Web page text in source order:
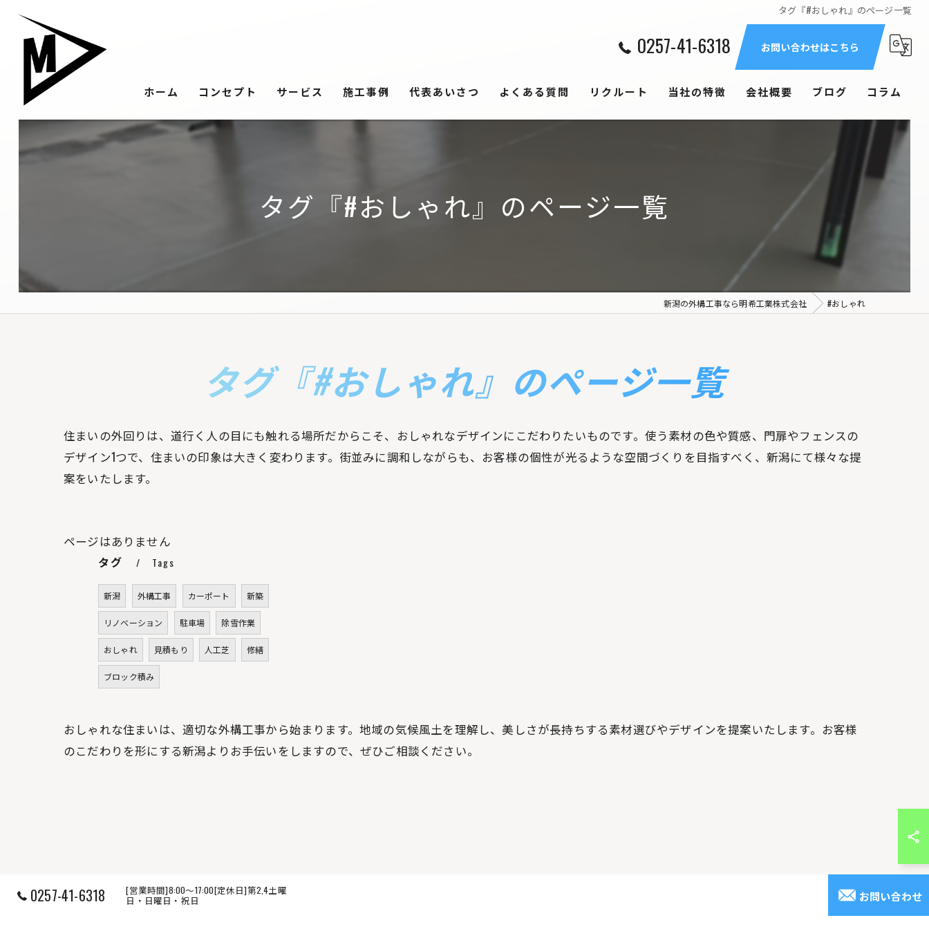
タグ『#おしゃれ』のページ一覧
0257-41-6318 お問い合わせはこちら
ホーム コンセプト サービス 施工事例 代表あいさつ よくある質問 リクルート 当社の特徴 会社概要 ブログ コラム
タグ『#おしゃれ』のページ一覧
新潟の外構工事なら明希工業株式会社 #おしゃれ
タグ『#おしゃれ』のページ一覧
住まいの外回りは、道行く人の目にも触れる場所だからこそ、おしゃれなデザインにこだわりたいものです。使う素材の色や質感、門扉やフェンスの
デザイン1つで、住まいの印象は大きく変わります。街並みに調和しながらも、お客様の個性が光るような空間づくりを目指すべく、新潟にて様々な提
案をいたします。
ページはありません
タグ Tags
新潟 外構工事 カーポート 新築
リノベーション 駐車場 除雪作業
おしゃれ 見積もり 人工芝 修繕
ブロック積み
おしゃれな住まいは、適切な外構工事から始まります。地域の気候風土を理解し、美しさが長持ちする素材選びやデザインを提案いたします。お客様
のこだわりを形にする新潟よりお手伝いをしますので、ぜひご相談ください。
0257-41-6318 [営業時間]8:00～17:00[定休日]第2,4土曜
日・日曜日・祝日 お問い合わせ
お問い合わせはこちら